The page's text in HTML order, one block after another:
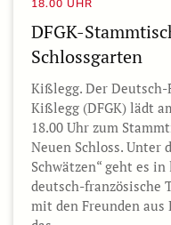
18.00 UHR
DFGK-
Schlossgarten
Kißlegg. Der
Kißlegg (DFGK) lädt
18.00 Uhr zum
Neuen Schloss. Unter
Schwätzen“ geht es
deutsch-französische
mit den Freunden aus